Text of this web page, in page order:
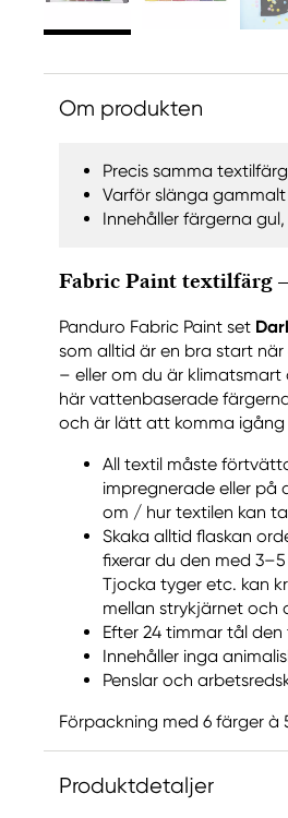
Om produkten
Precis samma
Varför slänga
Innehåller färgerna
Fabric Paint textilfärg
Panduro Fabric Paint set
som alltid är en bra start
– eller om du är
här vattenbaserade
och är lätt att komma igång
All textil måste
impregnerade eller
om / hur textilen kan
Skaka alltid flaskan
fixerar du den med
Tjocka tyger etc. kan
mellan strykjärnet och
Efter 24 timmar tål
Innehåller inga
Penslar och
Förpackning med 6 färger à
Produktdetaljer